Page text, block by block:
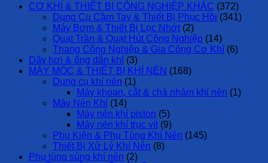
CƠ KHÍ & THIẾT BỊ CÔNG NGHIỆP KHÁC (372)
Dụng Cụ Cầm Tay & Thiết Bị Phục Hồi (341)
Máy Bơm & Thiết Bị Lọc Nhớt (2)
Quạt Trần & Quạt Hút Công Nghiệp (14)
Thang Công Nghiệp & Gia Công Cơ Khí (6)
Dây hơi & ống dẫn khí (3)
MÁY MÓC & THIẾT BỊ KHÍ NÉN (168)
Dụng cụ khí nén (1)
Máy khoan, cắt & chà nhám khí nén (1)
Máy Nén Khí (14)
Máy nén khí piston (5)
Máy nén khí trục vít (9)
Phụ Kiện & Phụ Tùng Khí Nén (145)
Thiết Bị Xử Lý Khí Nén (8)
Phụ tùng súng khí nén (2)